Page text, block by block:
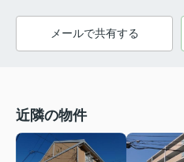
メールで共有する
近隣の物件